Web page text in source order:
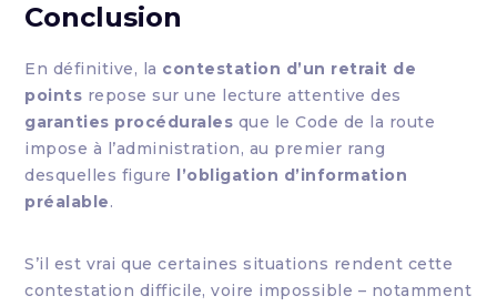
Conclusion
En définitive, la contestation d’un retrait de
points repose sur une lecture attentive des
garanties procédurales que le Code de la route
impose à l’administration, au premier rang
desquelles figure l’obligation d’information
préalable.
S’il est vrai que certaines situations rendent cette
contestation difficile, voire impossible – notamment